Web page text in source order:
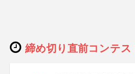
締め切り直前コンテス